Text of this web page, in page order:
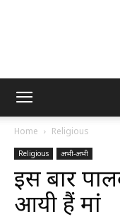
Home Religious
Religious अभी-अभी
इस बार
आयी हैं मां